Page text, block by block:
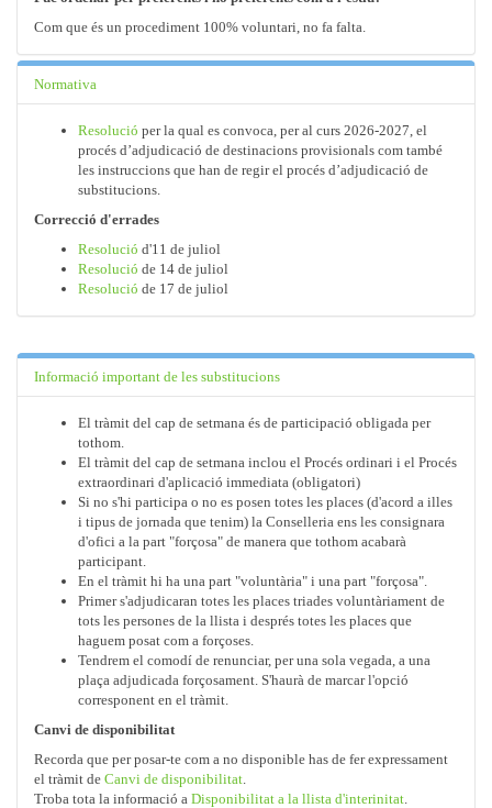
Com que és un procediment 100% voluntari, no fa falta.
Normativa
Resolució per la qual es convoca, per al curs 2026-2027, el
procés d’adjudicació de destinacions provisionals com també
les instruccions que han de regir el procés d’adjudicació de
substitucions.
Correcció d'errades
Resolució d'11 de juliol
Resolució de 14 de juliol
Resolució de 17 de juliol
Informació important de les substitucions
El tràmit del cap de setmana és de participació obligada per
tothom.
El tràmit del cap de setmana inclou el Procés ordinari i el Procés
extraordinari d'aplicació immediata (obligatori)
Si no s'hi participa o no es posen totes les places (d'acord a illes
i tipus de jornada que tenim) la Conselleria ens les consignara
d'ofici a la part "forçosa" de manera que tothom acabarà
participant.
En el tràmit hi ha una part "voluntària" i una part "forçosa".
Primer s'adjudicaran totes les places triades voluntàriament de
tots les persones de la llista i després totes les places que
haguem posat com a forçoses.
Tendrem el comodí de renunciar, per una sola vegada, a una
plaça adjudicada forçosament. S'haurà de marcar l'opció
corresponent en el tràmit.
Canvi de disponibilitat
Recorda que per posar-te com a no disponible has de fer expressament
el tràmit de Canvi de disponibilitat.
Troba tota la informació a Disponibilitat a la llista d'interinitat.